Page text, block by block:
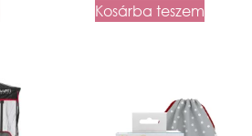
Kosárba teszem